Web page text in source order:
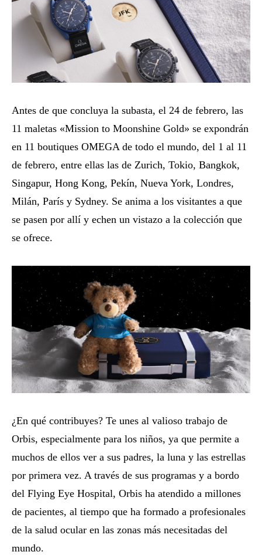
Antes de que concluya la subasta, el 24 de febrero, las
11 maletas «Mission to Moonshine Gold» se expondrán
en 11 boutiques OMEGA de todo el mundo, del 1 al 11
de febrero, entre ellas las de Zurich, Tokio, Bangkok,
Singapur, Hong Kong, Pekín, Nueva York, Londres,
Milán, París y Sydney. Se anima a los visitantes a que
se pasen por allí y echen un vistazo a la colección que
se ofrece.
¿En qué contribuyes? Te unes al valioso trabajo de
Orbis, especialmente para los niños, ya que permite a
muchos de ellos ver a sus padres, la luna y las estrellas
por primera vez. A través de sus programas y a bordo
del Flying Eye Hospital, Orbis ha atendido a millones
de pacientes, al tiempo que ha formado a profesionales
de la salud ocular en las zonas más necesitadas del
mundo.